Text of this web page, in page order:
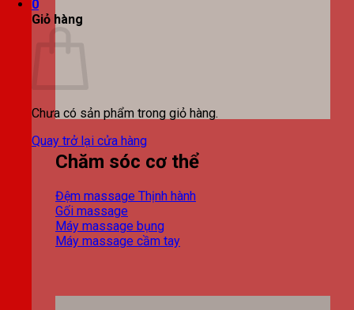
0
Giỏ hàng
Chưa có sản phẩm trong giỏ hàng.
Quay trở lại cửa hàng
Chăm sóc cơ thể
Đệm massage
Gối massage
Máy massage bụng
Máy massage cầm tay